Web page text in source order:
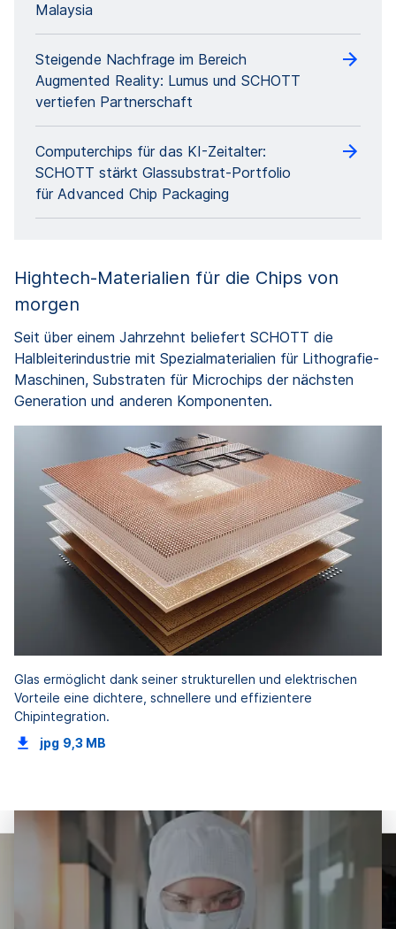
Malaysia
Steigende Nachfrage im Bereich
Augmented Reality: Lumus und SCHOTT
vertiefen Partnerschaft
Computerchips für das KI-Zeitalter:
SCHOTT stärkt Glassubstrat-Portfolio
für Advanced Chip Packaging
Hightech-Materialien für die Chips von
morgen
Seit über einem Jahrzehnt beliefert SCHOTT die
Halbleiterindustrie mit Spezialmaterialien für Lithografie-
Maschinen, Substraten für Microchips der nächsten
Generation und anderen Komponenten.
Glas ermöglicht dank seiner strukturellen und elektrischen
Vorteile eine dichtere, schnellere und effizientere
Chipintegration.
jpg 9,3 MB